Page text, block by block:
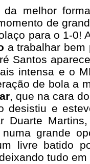
da melhor
de
para o 1-0!
a trabalhar
Santos
intensa e o
de bola a
, que na cara
desistiu e
Duarte
grande
livre batido
tudo